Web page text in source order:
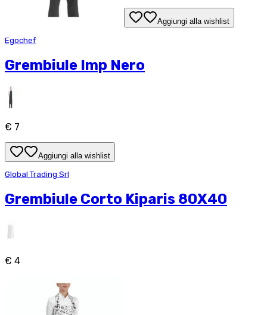
Aggiungi alla wishlist
Egochef
Grembiule Imp Nero
€ 7
Aggiungi alla wishlist
Global Trading Srl
Grembiule Corto Kiparis 80X40
€ 4